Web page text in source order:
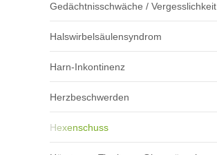
Gedächtnisschwäche / Vergesslichkeit
Halswirbelsäulensyndrom
Harn-Inkontinenz
Herzbeschwerden
Hexenschuss